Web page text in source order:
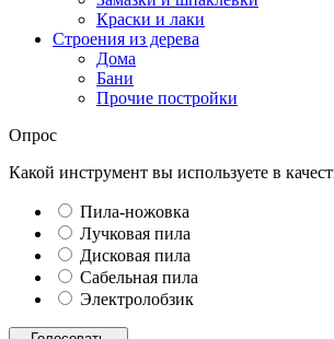
Краски и лаки
Строения из дерева
Дома
Бани
Прочие постройки
Опрос
Какой инструмент вы используете в
Пила-ножовка
Лучковая пила
Дисковая пила
Сабельная пила
Электролобзик